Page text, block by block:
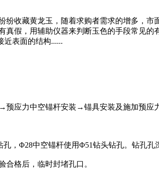
收藏黄龙玉，随着求购者需求的增多，
假，用辅助仪器来判断玉色的手段常见
近表面的结构......
预应力中空锚杆安装→锚具安装及施加预应
Φ28中空锚杆使用Φ51钻头钻孔。钻孔孔
格后，临时封堵孔口。